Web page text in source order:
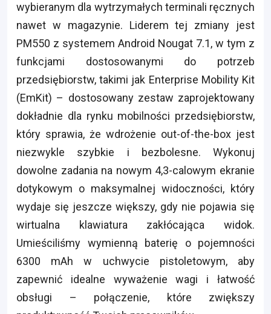
wybieranym dla wytrzymałych terminali ręcznych
nawet w magazynie. Liderem tej zmiany jest
PM550 z systemem Android Nougat 7.1, w tym z
funkcjami dostosowanymi do potrzeb
przedsiębiorstw, takimi jak Enterprise Mobility Kit
(EmKit) – dostosowany zestaw zaprojektowany
dokładnie dla rynku mobilności przedsiębiorstw,
który sprawia, że wdrożenie out-of-the-box jest
niezwykle szybkie i bezbolesne. Wykonuj
dowolne zadania na nowym 4,3-calowym ekranie
dotykowym o maksymalnej widoczności, który
wydaje się jeszcze większy, gdy nie pojawia się
wirtualna klawiatura zakłócająca widok.
Umieściliśmy wymienną baterię o pojemności
6300 mAh w uchwycie pistoletowym, aby
zapewnić idealne wyważenie wagi i łatwość
obsługi – połączenie, które zwiększy